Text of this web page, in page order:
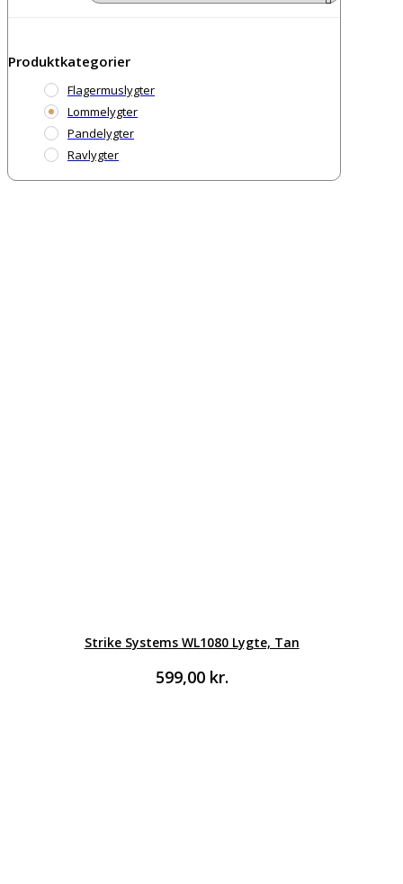
Produktkategorier
Flagermuslygter
Lommelygter
Pandelygter
Ravlygter
Strike Systems WL1080 Lygte, Tan
599,00 kr.